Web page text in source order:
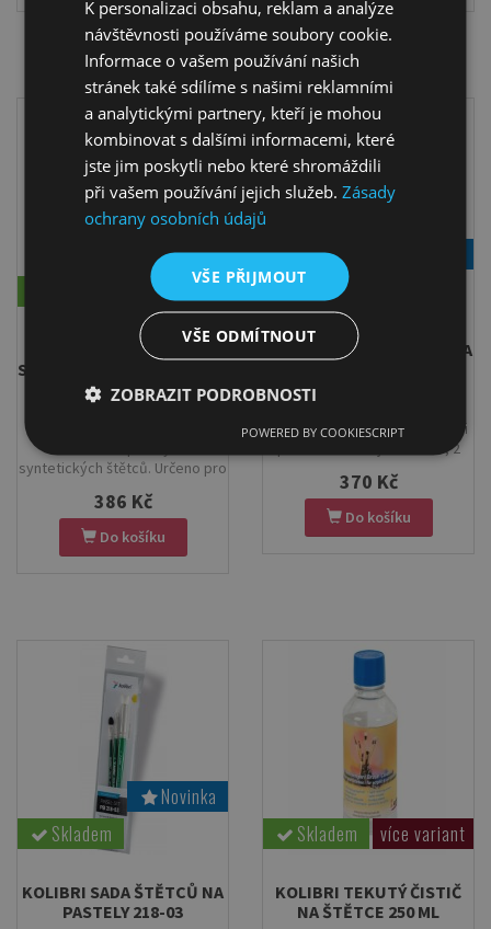
KOLIBRI SADA
SYNTETICKÝCH PLOCHÝCH
A KULATÝCH ŠTĚTCŮ
8503/08
syntetických štětců. Určeno pro
386 Kč
Do košíku
Skladem
KOLIBRI SADA KULATÝCH A
syntetickými chlupy imitujícími
poníka. Obsahuje 3 kulaté, 2
ideální pro akvarel, akryl a kvaš.
Balené v praktickém
průhledném plastovém obalu.
370 Kč
Do košíku
Skladem
Novinka
KOLIBRI SADA ŠTĚTCŮ NA
PASTELY 218-03
Skladem více variant
KOLIBRI TEKUTÝ ČISTIČ
NA ŠTĚTCE 250 ML
K personalizaci obsahu, reklam a analýze
návštěvnosti používáme soubory cookie.
Informace o vašem používání našich
stránek také sdílíme s našimi reklamními
a analytickými partnery, kteří je mohou
kombinovat s dalšími informacemi, které
jste jim poskytli nebo které shromáždili
při vašem používání jejich služeb.Zásady
ochrany osobních údajů
VŠE PŘIJMOUT
VŠE ODMÍTNOUT
ZOBRAZIT PODROBNOSTI
POWERED BY COOKIESCRIPT